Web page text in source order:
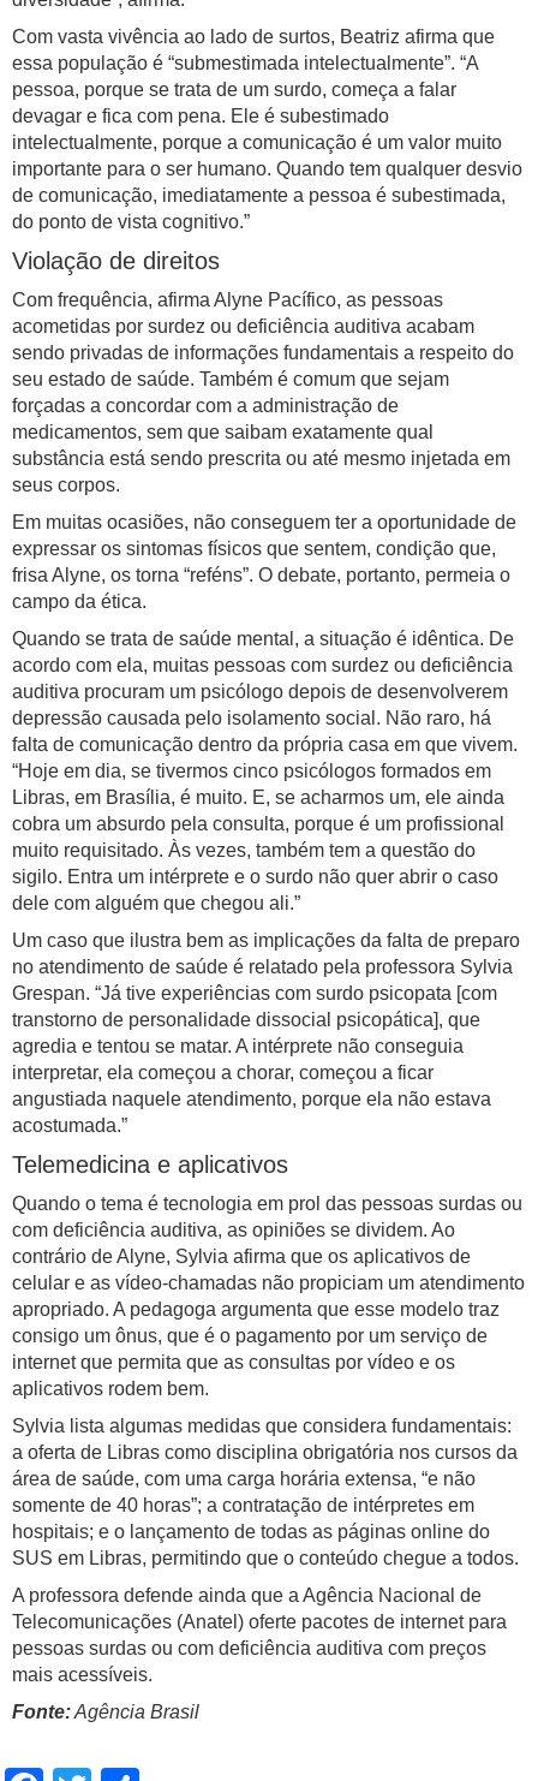
Com vasta vivência ao lado de surtos, Beatriz afirma que
essa população é “submestimada intelectualmente”. “A
pessoa, porque se trata de um surdo, começa a falar
devagar e fica com pena. Ele é subestimado
intelectualmente, porque a comunicação é um valor muito
importante para o ser humano. Quando tem qualquer desvio
de comunicação, imediatamente a pessoa é subestimada,
do ponto de vista cognitivo.”
Violação de direitos
Com frequência, afirma Alyne Pacífico, as pessoas
acometidas por surdez ou deficiência auditiva acabam
sendo privadas de informações fundamentais a respeito do
seu estado de saúde. Também é comum que sejam
forçadas a concordar com a administração de
medicamentos, sem que saibam exatamente qual
substância está sendo prescrita ou até mesmo injetada em
seus corpos.
Em muitas ocasiões, não conseguem ter a oportunidade de
expressar os sintomas físicos que sentem, condição que,
frisa Alyne, os torna “reféns”. O debate, portanto, permeia o
campo da ética.
Quando se trata de saúde mental, a situação é idêntica. De
acordo com ela, muitas pessoas com surdez ou deficiência
auditiva procuram um psicólogo depois de desenvolverem
depressão causada pelo isolamento social. Não raro, há
falta de comunicação dentro da própria casa em que vivem.
“Hoje em dia, se tivermos cinco psicólogos formados em
Libras, em Brasília, é muito. E, se acharmos um, ele ainda
cobra um absurdo pela consulta, porque é um profissional
muito requisitado. Às vezes, também tem a questão do
sigilo. Entra um intérprete e o surdo não quer abrir o caso
dele com alguém que chegou ali.”
Um caso que ilustra bem as implicações da falta de preparo
no atendimento de saúde é relatado pela professora Sylvia
Grespan. “Já tive experiências com surdo psicopata [com
transtorno de personalidade dissocial psicopática], que
agredia e tentou se matar. A intérprete não conseguia
interpretar, ela começou a chorar, começou a ficar
angustiada naquele atendimento, porque ela não estava
acostumada.”
Telemedicina e aplicativos
Quando o tema é tecnologia em prol das pessoas surdas ou
com deficiência auditiva, as opiniões se dividem. Ao
contrário de Alyne, Sylvia afirma que os aplicativos de
celular e as vídeo-chamadas não propiciam um atendimento
apropriado. A pedagoga argumenta que esse modelo traz
consigo um ônus, que é o pagamento por um serviço de
internet que permita que as consultas por vídeo e os
aplicativos rodem bem.
Sylvia lista algumas medidas que considera fundamentais:
a oferta de Libras como disciplina obrigatória nos cursos da
área de saúde, com uma carga horária extensa, “e não
somente de 40 horas”; a contratação de intérpretes em
hospitais; e o lançamento de todas as páginas online do
SUS em Libras, permitindo que o conteúdo chegue a todos.
A professora defende ainda que a Agência Nacional de
Telecomunicações (Anatel) oferte pacotes de internet para
pessoas surdas ou com deficiência auditiva com preços
mais acessíveis.
Fonte:Agência Brasil